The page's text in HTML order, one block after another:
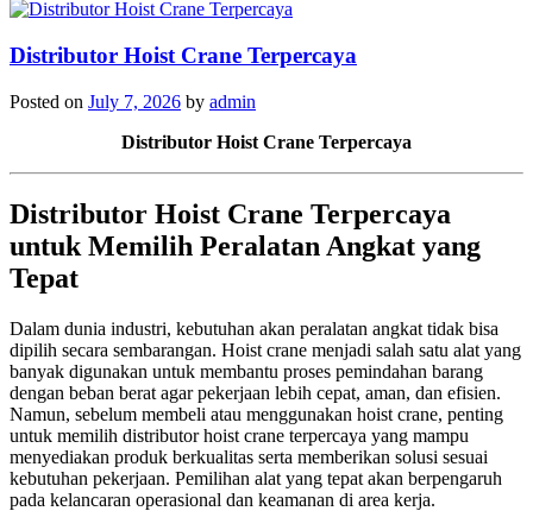
Distributor Hoist Crane Terpercaya
Posted on July 7, 2026 by admin
Distributor Hoist Crane Terpercaya
Distributor Hoist Crane Terpercaya
untuk Memilih Peralatan Angkat yang
Tepat
Dalam dunia industri, kebutuhan akan peralatan angkat tidak bisa
dipilih secara sembarangan. Hoist crane menjadi salah satu alat yang
banyak digunakan untuk membantu proses pemindahan barang
dengan beban berat agar pekerjaan lebih cepat, aman, dan efisien.
Namun, sebelum membeli atau menggunakan hoist crane, penting
untuk memilih distributor hoist crane terpercaya yang mampu
menyediakan produk berkualitas serta memberikan solusi sesuai
kebutuhan pekerjaan. Pemilihan alat yang tepat akan berpengaruh
pada kelancaran operasional dan keamanan di area kerja.